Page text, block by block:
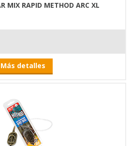
MIX RAPID METHOD ARC XL
Más detalles